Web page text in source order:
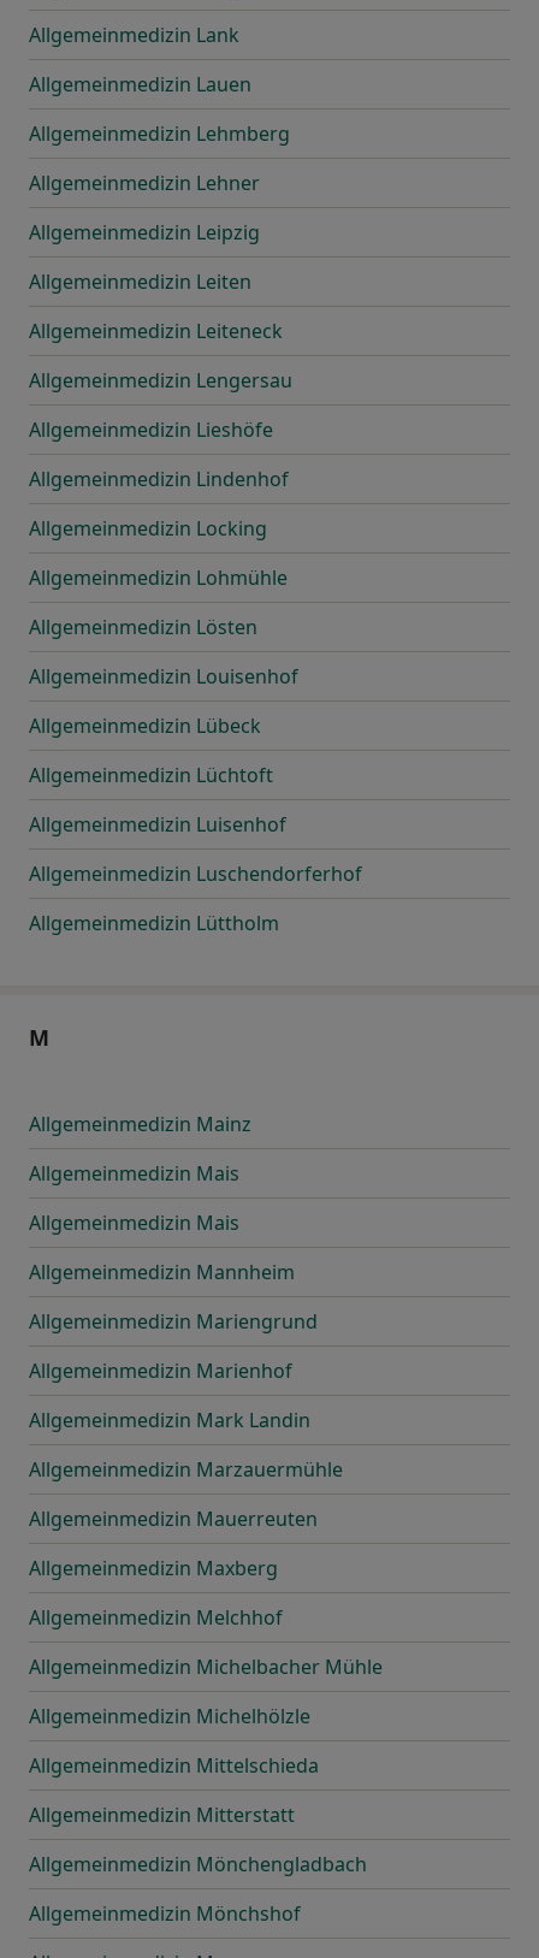
Allgemeinmedizin Lank
Allgemeinmedizin Lauen
Allgemeinmedizin Lehmberg
Allgemeinmedizin Lehner
Allgemeinmedizin Leipzig
Allgemeinmedizin Leiten
Allgemeinmedizin Leiteneck
Allgemeinmedizin Lengersau
Allgemeinmedizin Lieshöfe
Allgemeinmedizin Lindenhof
Allgemeinmedizin Locking
Allgemeinmedizin Lohmühle
Allgemeinmedizin Lösten
Allgemeinmedizin Louisenhof
Allgemeinmedizin Lübeck
Allgemeinmedizin Lüchtoft
Allgemeinmedizin Luisenhof
Allgemeinmedizin Luschendorferhof
Allgemeinmedizin Lüttholm
M
Allgemeinmedizin Mainz
Allgemeinmedizin Mais
Allgemeinmedizin Mais
Allgemeinmedizin Mannheim
Allgemeinmedizin Mariengrund
Allgemeinmedizin Marienhof
Allgemeinmedizin Mark Landin
Allgemeinmedizin Marzauermühle
Allgemeinmedizin Mauerreuten
Allgemeinmedizin Maxberg
Allgemeinmedizin Melchhof
Allgemeinmedizin Michelbacher Mühle
Allgemeinmedizin Michelhölzle
Allgemeinmedizin Mittelschieda
Allgemeinmedizin Mitterstatt
Allgemeinmedizin Mönchengladbach
Allgemeinmedizin Mönchshof